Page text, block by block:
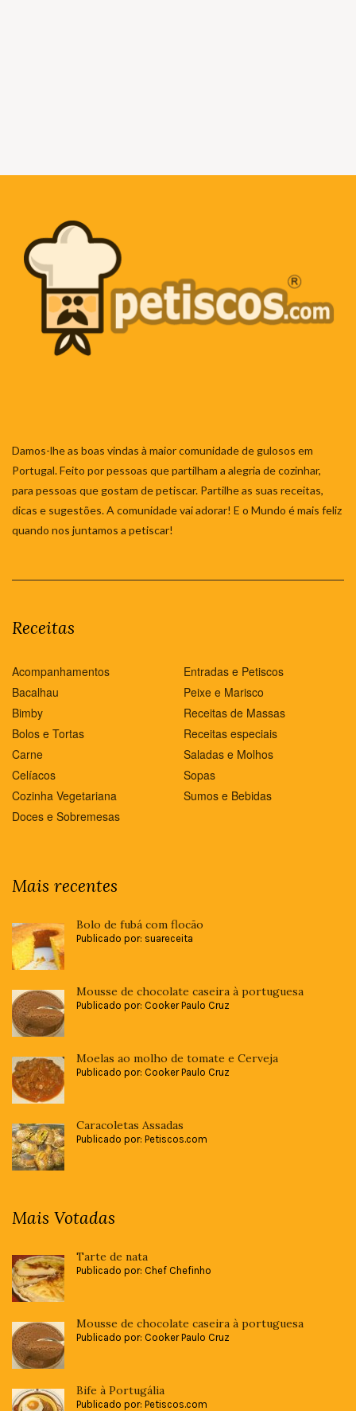
Damos-lhe as boas vindas à maior comunidade de gulosos em
Portugal. Feito por pessoas que partilham a alegria de cozinhar,
para pessoas que gostam de petiscar. Partilhe as suas receitas,
dicas e sugestões. A comunidade vai adorar! E o Mundo é mais feliz
quando nos juntamos a petiscar!
Receitas
Acompanhamentos
Bacalhau
Bimby
Bolos e Tortas
Carne
Celíacos
Cozinha Vegetariana
Doces e Sobremesas
Entradas e Petiscos
Peixe e Marisco
Receitas de Massas
Receitas especiais
Saladas e Molhos
Sopas
Sumos e Bebidas
Mais recentes
Bolo de fubá com flocão
Publicado por: suareceita
Mousse de chocolate caseira à portuguesa
Publicado por: Cooker Paulo Cruz
Moelas ao molho de tomate e Cerveja
Publicado por: Cooker Paulo Cruz
Caracoletas Assadas
Publicado por: Petiscos.com
Mais Votadas
Tarte de nata
Publicado por: Chef Chefinho
Mousse de chocolate caseira à portuguesa
Publicado por: Cooker Paulo Cruz
Bife à Portugália
Publicado por: Petiscos.com